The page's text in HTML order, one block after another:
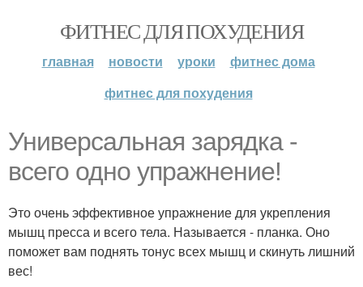
ФИТНЕС ДЛЯ ПОХУДЕНИЯ
главная новости уроки
фитнес дома
фитнес для похудения
Универсальная зарядка -
всего одно упражнение!
Это очень эффективное упражнение для укрепления
мышц пресса и всего тела. Называется - планка. Оно
поможет вам поднять тонус всех мышц и скинуть лишний
вес!